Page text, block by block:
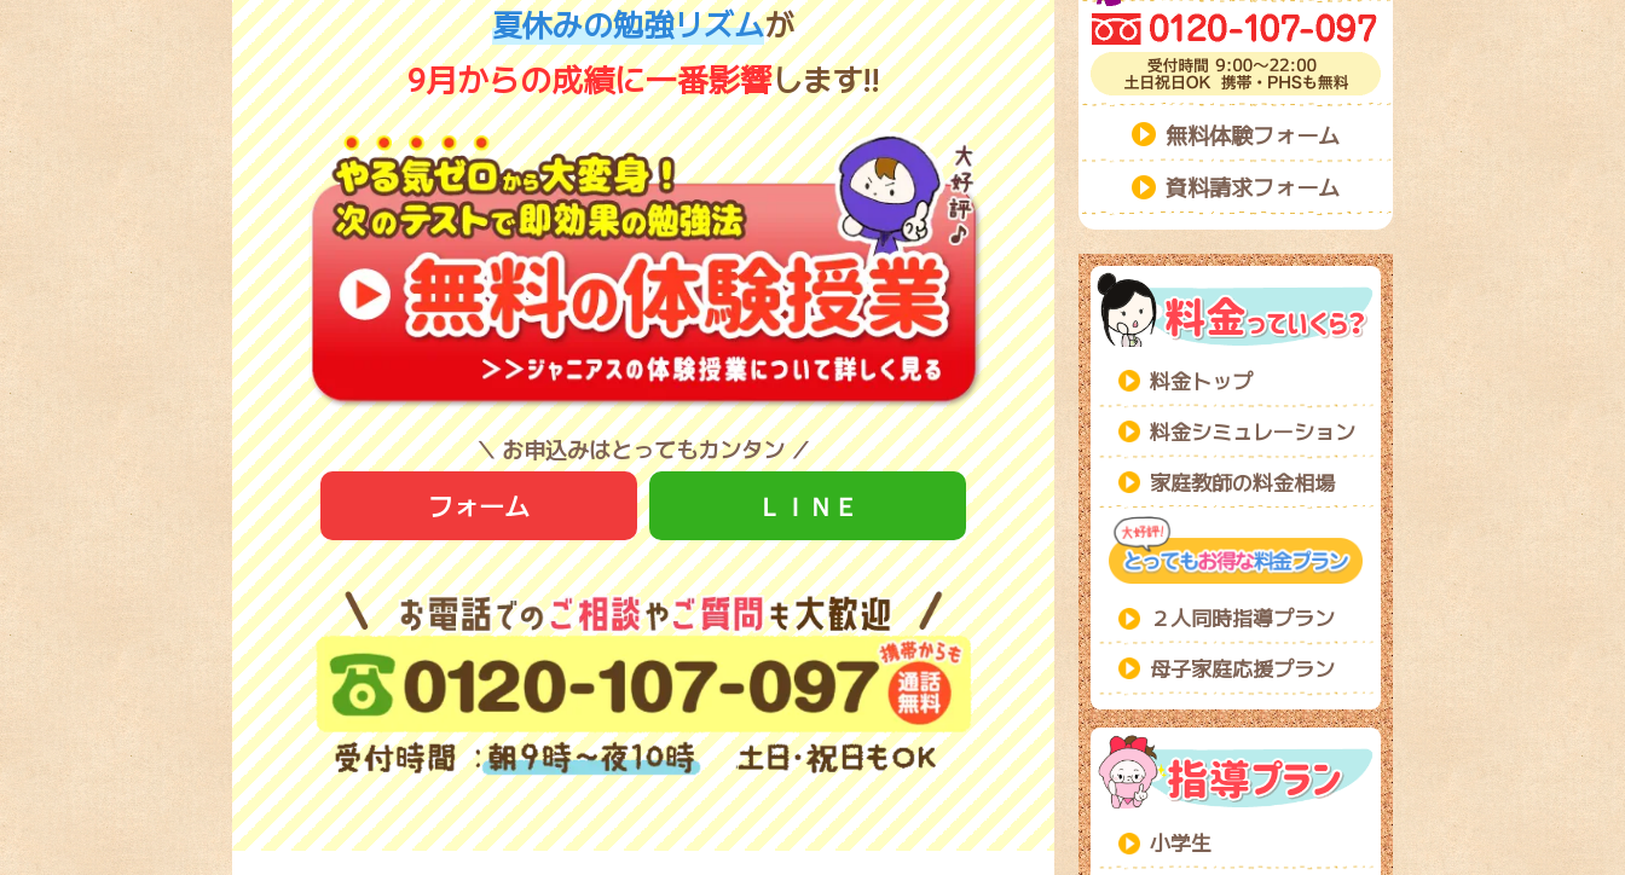
夏休みの勉強リズムが
9月からの成績に一番影響します!!
＼ お申込みはとってもカンタン ／
フォーム ＬＩＮＥ
無料体験フォーム
資料請求フォーム
料金トップ
料金シミュレーション
家庭教師の料金相場
２人同時指導プラン
母子家庭応援プラン
小学生